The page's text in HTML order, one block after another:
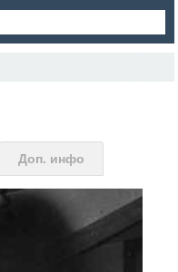
Доп. инфо